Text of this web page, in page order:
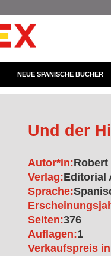
NEUE SPANISCHE BÜCHER
Und der
Autor*in:Robert
Verlag:Editorial
Sprache:
Seiten:376
Auflagen:1
Verkaufspreis